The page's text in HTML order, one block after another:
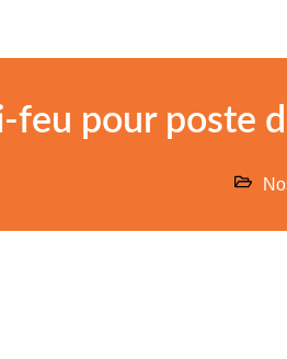
feu pour poste